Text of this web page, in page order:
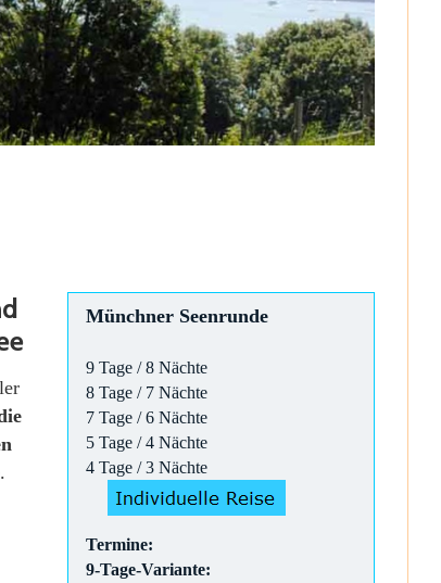
.
Münchner Seenrunde
9 Tage / 8 Nächte
8 Tage / 7 Nächte
7 Tage / 6 Nächte
5 Tage / 4 Nächte
4 Tage / 3 Nächte
Termine:
9-Tage-Variante: